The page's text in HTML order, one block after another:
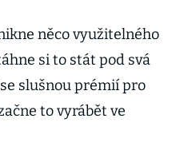
když svět váhá
zvýšit tlak,
míní Zelenskyj
něco využitelného
si to stát pod svá
slušnou prémií pro
to vyrábět ve